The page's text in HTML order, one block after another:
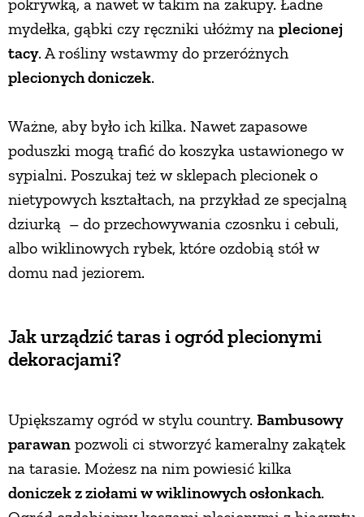
pokrywką, a nawet w takim na zakupy. Ładne
mydełka, gąbki czy ręczniki ułóżmy na plecionej
tacy. A rośliny wstawmy do przeróżnych
plecionych doniczek.
Ważne, aby było ich kilka. Nawet zapasowe
poduszki mogą trafić do koszyka ustawionego w
sypialni. Poszukaj też w sklepach plecionek o
nietypowych kształtach, na przykład ze specjalną
dziurką – do przechowywania czosnku i cebuli,
albo wiklinowych rybek, które ozdobią stół w
domu nad jeziorem.
Jak urządzić taras i ogród plecionymi
dekoracjami?
Upiększamy ogród w stylu country. Bambusowy
parawan pozwoli ci stworzyć kameralny zakątek
na tarasie. Możesz na nim powiesić kilka
doniczek z ziołami w wiklinowych osłonkach.